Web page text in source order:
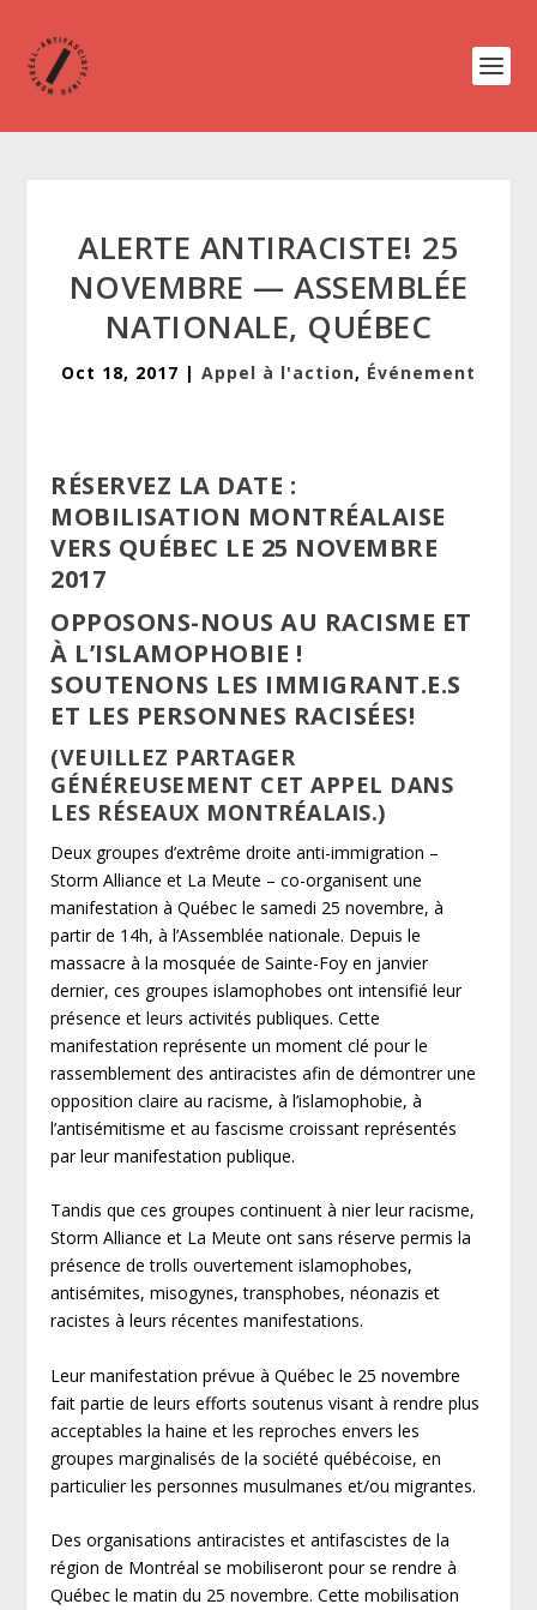
ALERTE ANTIRACISTE! 25
NOVEMBRE — ASSEMBLÉE
NATIONALE, QUÉBEC
Oct 18, 2017 | Appel à l'action, Événement
RÉSERVEZ LA DATE :
MOBILISATION MONTRÉALAISE
VERS QUÉBEC LE 25 NOVEMBRE
2017
OPPOSONS-NOUS AU RACISME ET
À L’ISLAMOPHOBIE !
SOUTENONS LES IMMIGRANT.E.S
ET LES PERSONNES RACISÉES!
(VEUILLEZ PARTAGER
GÉNÉREUSEMENT CET APPEL DANS
LES RÉSEAUX MONTRÉALAIS.)
Deux groupes d’extrême droite anti-immigration –
Storm Alliance et La Meute – co-organisent une
manifestation à Québec le samedi 25 novembre, à
partir de 14h, à l’Assemblée nationale. Depuis le
massacre à la mosquée de Sainte-Foy en janvier
dernier, ces groupes islamophobes ont intensifié leur
présence et leurs activités publiques. Cette
manifestation représente un moment clé pour le
rassemblement des antiracistes afin de démontrer une
opposition claire au racisme, à l’islamophobie, à
l’antisémitisme et au fascisme croissant représentés
par leur manifestation publique.
Tandis que ces groupes continuent à nier leur racisme,
Storm Alliance et La Meute ont sans réserve permis la
présence de trolls ouvertement islamophobes,
antisémites, misogynes, transphobes, néonazis et
racistes à leurs récentes manifestations.
Leur manifestation prévue à Québec le 25 novembre
fait partie de leurs efforts soutenus visant à rendre plus
acceptables la haine et les reproches envers les
groupes marginalisés de la société québécoise, en
particulier les personnes musulmanes et/ou migrantes.
Des organisations antiracistes et antifascistes de la
région de Montréal se mobiliseront pour se rendre à
Québec le matin du 25 novembre. Cette mobilisation